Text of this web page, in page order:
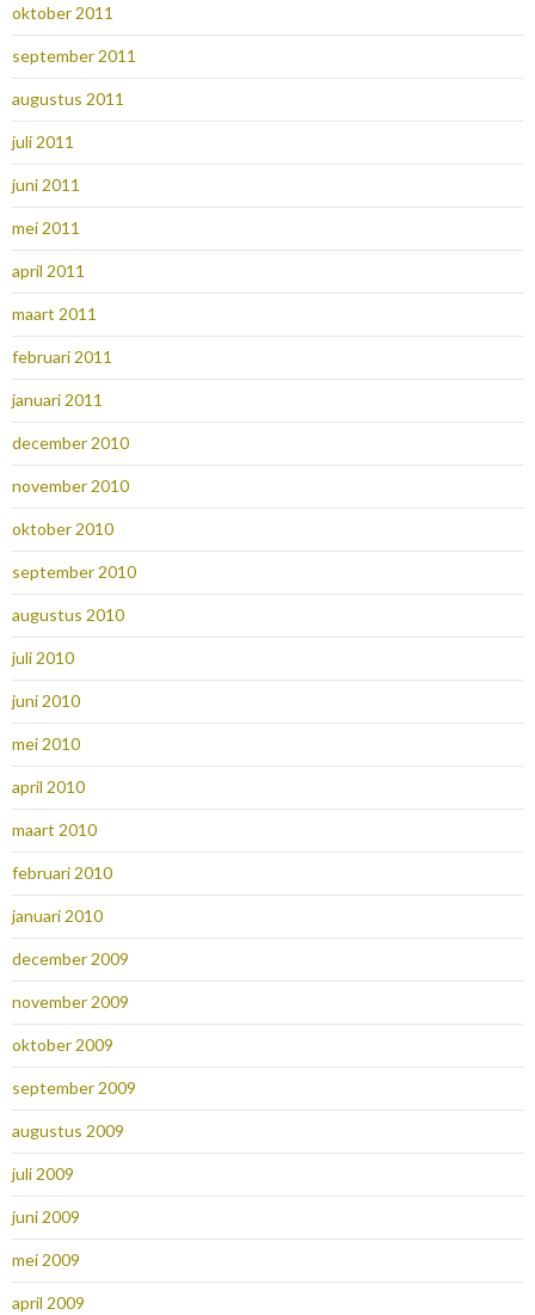
oktober 2011
september 2011
augustus 2011
juli 2011
juni 2011
mei 2011
april 2011
maart 2011
februari 2011
januari 2011
december 2010
november 2010
oktober 2010
september 2010
augustus 2010
juli 2010
juni 2010
mei 2010
april 2010
maart 2010
februari 2010
januari 2010
december 2009
november 2009
oktober 2009
september 2009
augustus 2009
juli 2009
juni 2009
mei 2009
april 2009